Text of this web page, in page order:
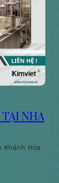
NHA
Hòa